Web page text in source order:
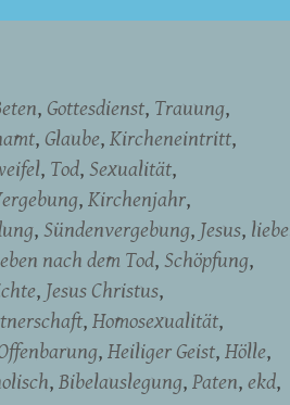
Gottesdienst Trauung
Glaube Kircheneintritt
Tod Sexualität
Kirchenjahr
Sündenvergebung Jesus liebe
nach dem Tod Schöpfung
Jesus Christus
Homosexualität
Heiliger Geist Hölle
Bibelauslegung Paten ekd